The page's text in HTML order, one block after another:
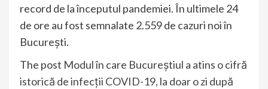
record de la începutul pandemiei. În ultimele 24
de ore au fost semnalate 2.559 de cazuri noi în
București.
The post Modul în care Bucureștiul a atins o cifră
istorică de infecții COVID-19, la doar o zi după